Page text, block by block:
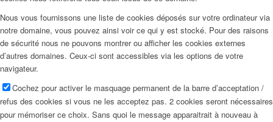
Nous vous fournissons une liste de cookies déposés sur votre ordinateur via
notre domaine, vous pouvez ainsi voir ce qui y est stocké. Pour des raisons
de sécurité nous ne pouvons montrer ou afficher les cookies externes
d’autres domaines. Ceux-ci sont accessibles via les options de votre
navigateur.
Cochez pour activer le masquage permanent de la barre d’acceptation /
refus des cookies si vous ne les acceptez pas. 2 cookies seront nécessaires
pour mémoriser ce choix. Sans quoi le message apparaitrait à nouveau à